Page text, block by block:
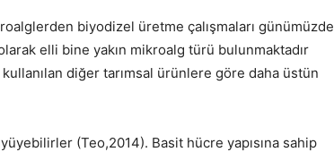
biyodizel üretme çalışmaları günümüzde
elli bine yakın mikroalg türü bulunmaktadır
diğer tarımsal ürünlere göre daha üstün
(Teo,2014). Basit hücre yapısına sahip